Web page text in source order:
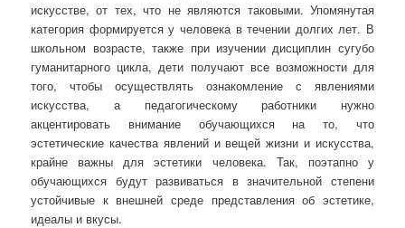
искусстве, от тех, что не являются таковыми. Упомянутая
категория формируется у человека в течении долгих лет. В
школьном возрасте, также при изучении дисциплин сугубо
гуманитарного цикла, дети получают все возможности для
того, чтобы осуществлять ознакомление с явлениями
искусства, а педагогическому работники нужно
акцентировать внимание обучающихся на то, что
эстетические качества явлений и вещей жизни и искусства,
крайне важны для эстетики человека. Так, поэтапно у
обучающихся будут развиваться в значительной степени
устойчивые к внешней среде представления об эстетике,
идеалы и вкусы.